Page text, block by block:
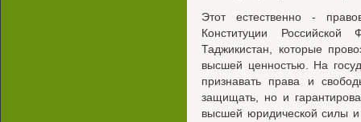
Этот естественно -
Конституции Российской
Таджикистан, которые
высшей ценностью. На
признавать права и
защищать, но и
высшей юридической силы и